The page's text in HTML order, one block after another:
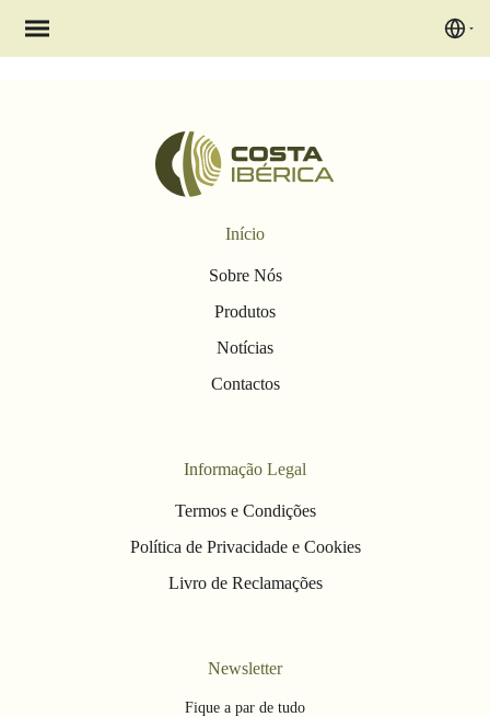
Início
Sobre Nós
Produtos
Notícias
Contactos
Informação Legal
Termos e Condições
Política de Privacidade e Cookies
Livro de Reclamações
Newsletter
Fique a par de tudo